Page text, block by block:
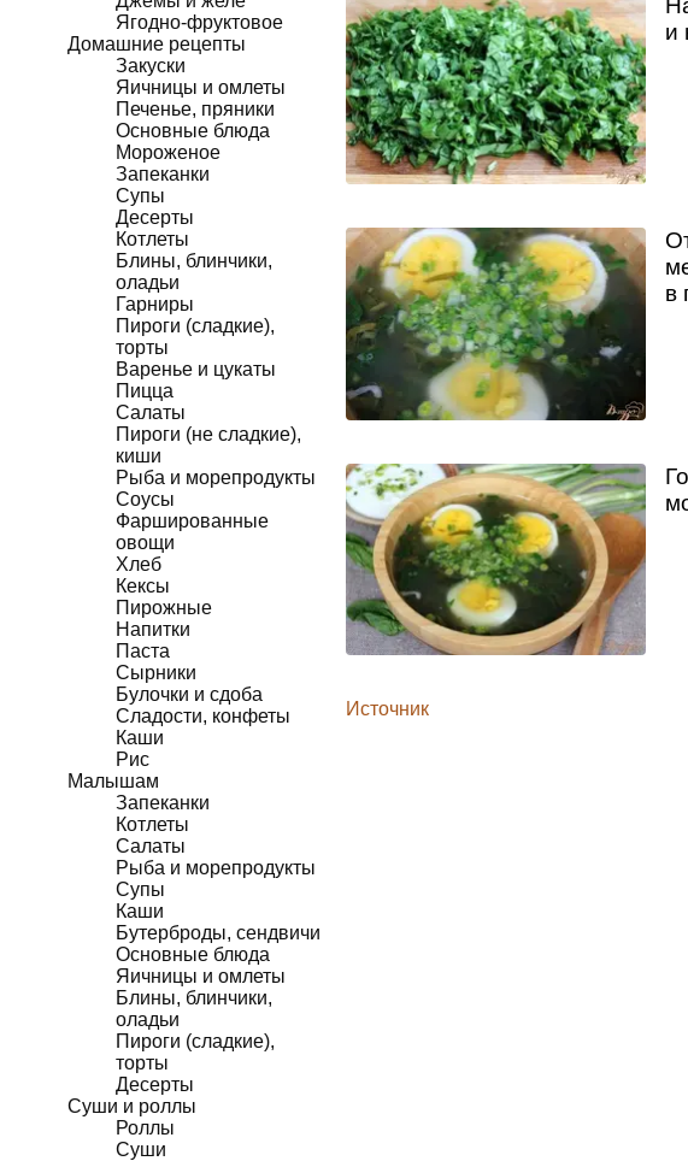
Ягодно-фруктовое
Домашние рецепты
Закуски
Яичницы и омлеты
Печенье, пряники
Основные блюда
Мороженое
Запеканки
Супы
Десерты
Котлеты
Блины, блинчики,
оладьи
Гарниры
Пироги (сладкие),
торты
Варенье и цукаты
Пицца
Салаты
Пироги (не сладкие),
киши
Рыба и морепродукты
Соусы
Фаршированные
овощи
Хлеб
Кексы
Пирожные
Напитки
Паста
Сырники
Булочки и сдоба
Сладости, конфеты
Каши
Рис
Малышам
Запеканки
Котлеты
Салаты
Рыба и морепродукты
Супы
Каши
Бутерброды, сендвичи
Основные блюда
Яичницы и омлеты
Блины, блинчики,
оладьи
Пироги (сладкие),
торты
Десерты
Суши и роллы
Роллы
Суши
и
в
Источник